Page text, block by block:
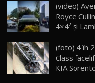
23
Lynk &
25:19
24
ZEEKR
Van
26:38
(video)
Royce
4×4² și
(foto) 4 în
Class
KIA